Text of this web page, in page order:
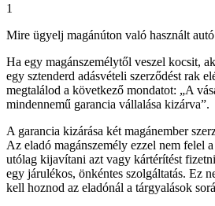
1
Mire ügyelj magánúton való használt
Ha egy magánszemélytől veszel kocsit,
egy sztenderd adásvételi szerződést rak
megtalálod a következő mondatot: „A
mindennemű garancia vállalása kizárva”.
A garancia kizárása két magánember
Az eladó magánszemély ezzel nem felel
utólag kijavítani azt vagy kártérítést
egy járulékos, önkéntes szolgáltatás. Ez
kell hoznod az eladónál a tárgyalások